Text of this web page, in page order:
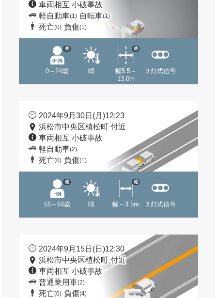
車両相互 小破事故
軽自動車(1) 自転車(1)
死亡(0) 負傷(1)
0～24歳
他
晴
幅5.5～
13.0m
他
３灯式信号
2024年9月30日(月)12:23
浜松市中央区植松町 付近
車両相互 小破事故
軽自動車(2)
死亡(0) 負傷(1)
55～64歳
他
晴 幅～3.5m
他
３灯式信号
2024年9月15日(日)12:30
浜松市中央区植松町 付近
車両相互 小破事故
普通乗用車(2)
死亡(0) 負傷(4)